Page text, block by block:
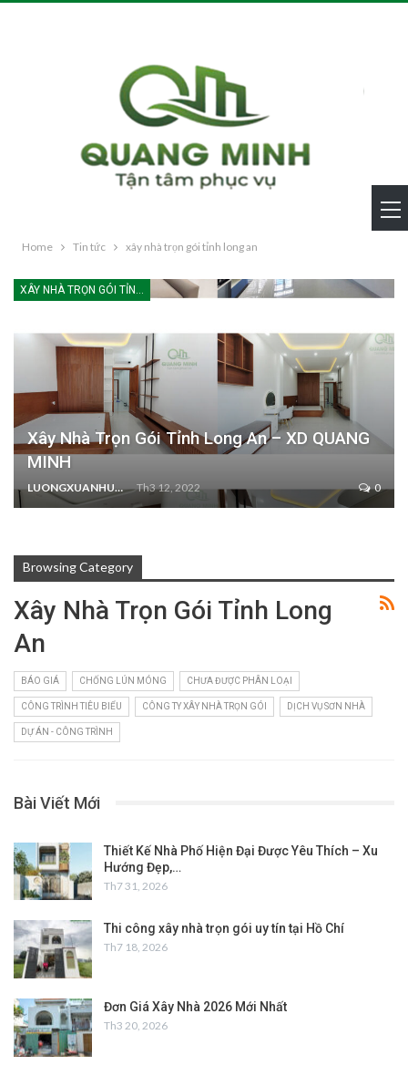
Home Tin tức xây nhà trọn gói tỉnh long an
XÂY NHÀ TRỌN GÓI TỈNH LONG AN
Xây Nhà Trọn Gói Tỉnh Long An – XD QUANG
MINH
LUONGXUANHUNG Th3 12, 2022 0
Browsing Category
Xây Nhà Trọn Gói Tỉnh Long
An
BÁO GIÁ CHỐNG LÚN MÓNG CHƯA ĐƯỢC PHÂN LOẠI
CÔNG TRÌNH TIÊU BIỂU CÔNG TY XÂY NHÀ TRỌN GÓI DỊCH VỤ SƠN NHÀ
DỰ ÁN - CÔNG TRÌNH
Bài Viết Mới
Thiết Kế Nhà Phố Hiện Đại Được Yêu Thích – Xu
Hướng Đẹp,…
Th7 31, 2026
Thi công xây nhà trọn gói uy tín tại Hồ Chí
Th7 18, 2026
Đơn Giá Xây Nhà 2026 Mới Nhất
Th3 20, 2026